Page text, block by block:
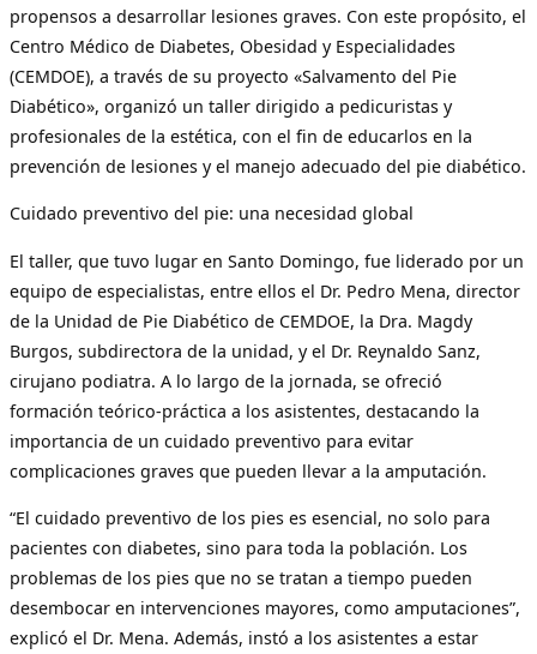
propensos a desarrollar lesiones graves. Con este propósito, el
Centro Médico de Diabetes, Obesidad y Especialidades
(CEMDOE), a través de su proyecto «Salvamento del Pie
Diabético», organizó un taller dirigido a pedicuristas y
profesionales de la estética, con el fin de educarlos en la
prevención de lesiones y el manejo adecuado del pie diabético.
Cuidado preventivo del pie: una necesidad global
El taller, que tuvo lugar en Santo Domingo, fue liderado por un
equipo de especialistas, entre ellos el Dr. Pedro Mena, director
de la Unidad de Pie Diabético de CEMDOE, la Dra. Magdy
Burgos, subdirectora de la unidad, y el Dr. Reynaldo Sanz,
cirujano podiatra. A lo largo de la jornada, se ofreció
formación teórico-práctica a los asistentes, destacando la
importancia de un cuidado preventivo para evitar
complicaciones graves que pueden llevar a la amputación.
“El cuidado preventivo de los pies es esencial, no solo para
pacientes con diabetes, sino para toda la población. Los
problemas de los pies que no se tratan a tiempo pueden
desembocar en intervenciones mayores, como amputaciones”,
explicó el Dr. Mena. Además, instó a los asistentes a estar